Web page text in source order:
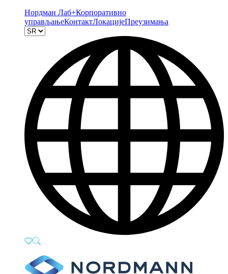
Нордман Лаб+Корпоративно
управљањеКонтактЛокацијеПреузимања